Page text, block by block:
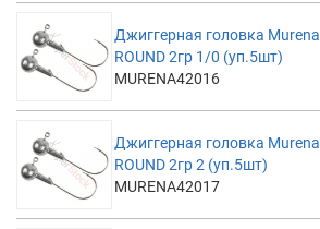
Джиггерная головка Murena
ROUND 2гр 1/0 (уп.5шт)
MURENA42016
Джиггерная головка Murena
ROUND 2гр 2 (уп.5шт)
MURENA42017